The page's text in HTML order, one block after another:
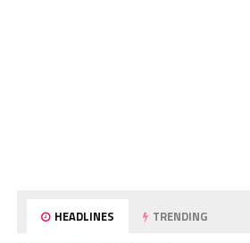
HEADLINES TRENDING